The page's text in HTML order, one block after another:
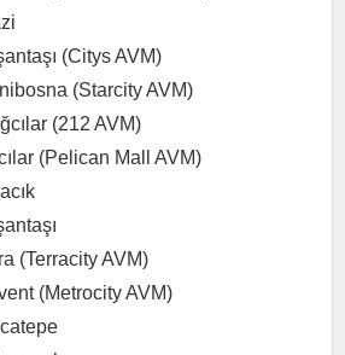
(Citys AVM)
(Starcity AVM)
(212 AVM)
(Pelican Mall AVM)
(Terracity AVM)
(Metrocity AVM)